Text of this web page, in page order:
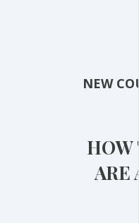
NEW
HOW
ARE